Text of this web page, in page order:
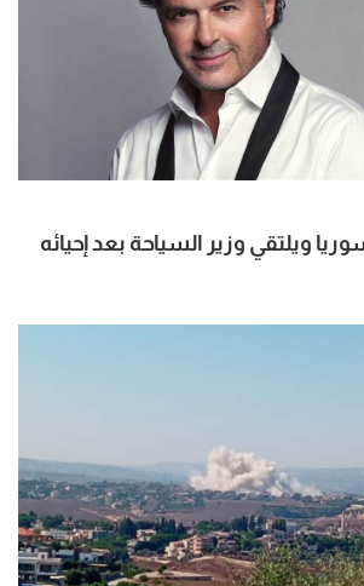
ويلتقي وزير السياحة بعد إحيائه